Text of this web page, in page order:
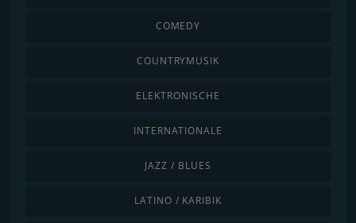
COMEDY
COUNTRYMUSIK
ELEKTRONISCHE
INTERNATIONALE
JAZZ / BLUES
LATINO / KARIBIK